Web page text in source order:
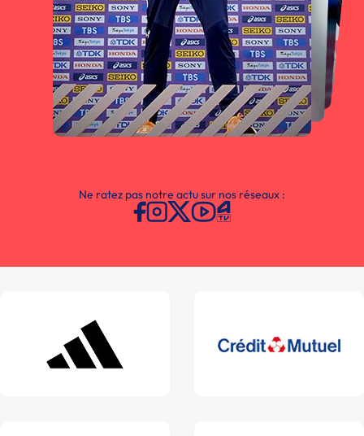
Ne ratez pas notre actu sur nos réseaux :